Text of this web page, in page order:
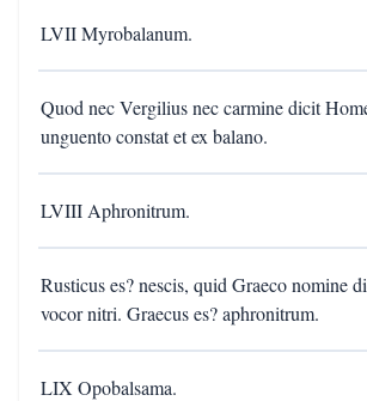
LVII Myrobalanum.
Quod nec Vergilius nec carmine dicit
unguento constat et ex balano.
LVIII Aphronitrum.
Rusticus es? nescis, quid Graeco nomine
vocor nitri. Graecus es? aphronitrum.
LIX Opobalsama.